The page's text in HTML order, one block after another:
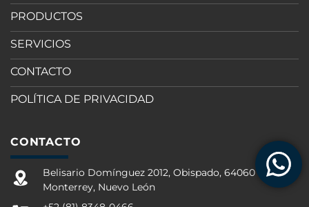
PRODUCTOS
SERVICIOS
CONTACTO
POLÍTICA DE PRIVACIDAD
CONTACTO
Belisario Domínguez 2012, Obispado, 64060
Monterrey, Nuevo León